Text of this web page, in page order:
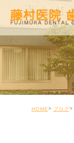
HOME ブログ